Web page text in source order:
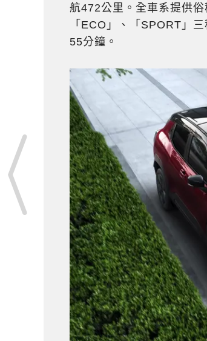
航472公里。全車系提供
「ECO」、「SPORT」
55分鐘。